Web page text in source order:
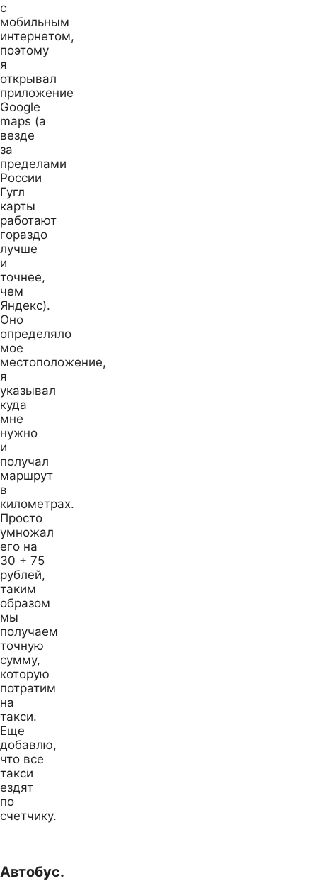
с
мобильным
интернетом,
поэтому
я
открывал
приложение
Google
maps (а
везде
за
пределами
России
Гугл
карты
работают
гораздо
лучше
и
точнее,
чем
Яндекс).
Оно
определяло
мое
местоположение,
я
указывал
куда
мне
нужно
и
получал
маршрут
в
километрах.
Просто
умножал
его на
30 + 75
рублей,
таким
образом
мы
получаем
точную
сумму,
которую
потратим
на
такси.
Еще
добавлю,
что все
такси
ездят
по
счетчику.
Автобус.